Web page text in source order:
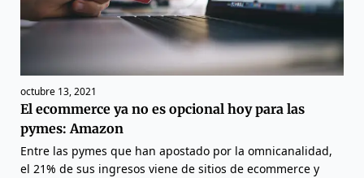
octubre 13, 2021
El ecommerce ya no es opcional hoy para las
pymes: Amazon
Entre las pymes que han apostado por la omnicanalidad,
el 21% de sus ingresos viene de sitios de ecommerce y